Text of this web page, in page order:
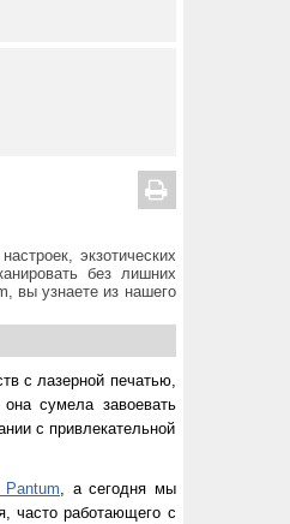
экзотических
без лишних
вы узнаете из нашего
с лазерной печатью,
сумела завоевать
с привлекательной
Pantum, а сегодня мы
часто работающего с